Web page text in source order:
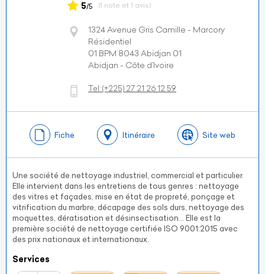
5/5 (1 note et 1 avis)
1324 Avenue Gris Camille - Marcory
Résidentiel
01 BPM 8043 Abidjan 01
Abidjan - Côte d’Ivoire
Tel:(+225) 27 21 26 12 59
Fiche Itinéraire Site web
Une société de nettoyage industriel, commercial et particulier.
Elle intervient dans les entretiens de tous genres : nettoyage
des vitres et façades, mise en état de propreté, ponçage et
vitrification du marbre, décapage des sols durs, nettoyage des
moquettes, dératisation et désinsectisation… Elle est la
première société de nettoyage certifiée ISO 9001:2015 avec
des prix nationaux et internationaux.
Services